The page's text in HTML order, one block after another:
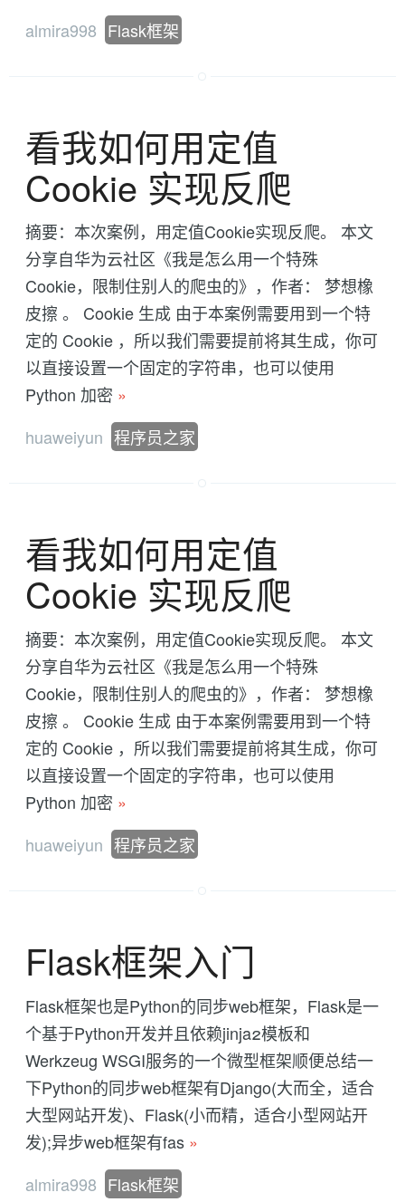
almira998 Flask框架
看我如何用定值
Cookie 实现反爬
摘要：本次案例，用定值Cookie实现反爬。 本文
分享自华为云社区《我是怎么用一个特殊
Cookie，限制住别人的爬虫的》，作者： 梦想橡
皮擦 。 Cookie 生成 由于本案例需要用到一个特
定的 Cookie ，所以我们需要提前将其生成，你可
以直接设置一个固定的字符串，也可以使用
Python 加密 »
huaweiyun 程序员之家
看我如何用定值
Cookie 实现反爬
摘要：本次案例，用定值Cookie实现反爬。 本文
分享自华为云社区《我是怎么用一个特殊
Cookie，限制住别人的爬虫的》，作者： 梦想橡
皮擦 。 Cookie 生成 由于本案例需要用到一个特
定的 Cookie ，所以我们需要提前将其生成，你可
以直接设置一个固定的字符串，也可以使用
Python 加密 »
huaweiyun 程序员之家
Flask框架入门
Flask框架也是Python的同步web框架，Flask是一
个基于Python开发并且依赖jinja2模板和
Werkzeug WSGI服务的一个微型框架顺便总结一
下Python的同步web框架有Django(大而全，适合
大型网站开发)、Flask(小而精，适合小型网站开
发);异步web框架有fas »
almira998 Flask框架